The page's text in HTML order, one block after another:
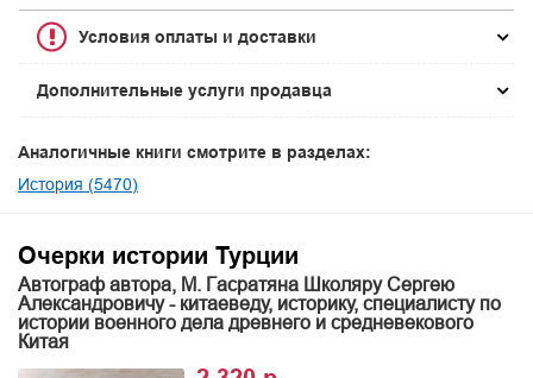
Условия оплаты и доставки
Дополнительные услуги продавца
Аналогичные книги смотрите в разделах:
История (5470)
Очерки истории Турции
Автограф автора, М. Гасратяна Школяру Сергею
Александровичу - китаеведу, историку, специалисту по
истории военного дела древнего и средневекового
Китая